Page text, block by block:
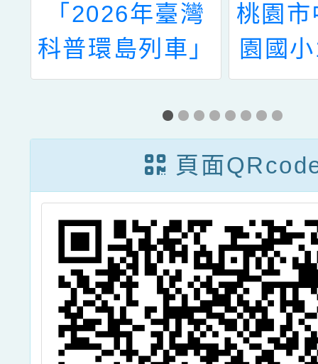
「2026年臺灣
科普環島列車」
國小上車報名活
動、「TKB千碩
2026語文創作
比賽」活動資訊
乙份
桃園
園國
度常
結果
閱
頁面